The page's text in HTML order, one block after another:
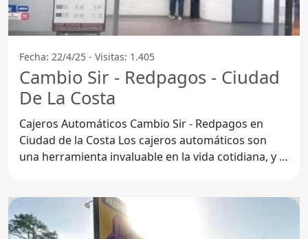
Fecha: 22/4/25 - Visitas: 1.405
Cambio Sir - Redpagos - Ciudad
De La Costa
Cajeros Automáticos Cambio Sir - Redpagos en
Ciudad de la Costa Los cajeros automáticos son
una herramienta invaluable en la vida cotidiana, y el